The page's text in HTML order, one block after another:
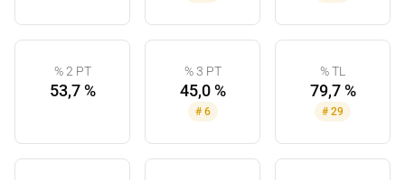
% 2 PT
53,7 %
% 3 PT
45,0 %
# 6
% TL
79,7 %
# 29